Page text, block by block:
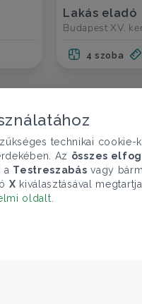
Lakás eladó
Budapest XV.
4 szoba
technikai
Az összes
a Testreszabás vagy
X kiválasztásával
oldalt